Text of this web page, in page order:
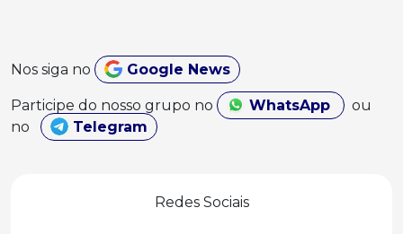
Nos siga no Google News
Participe do nosso grupo no WhatsApp
ou
no
Telegram
Redes Sociais